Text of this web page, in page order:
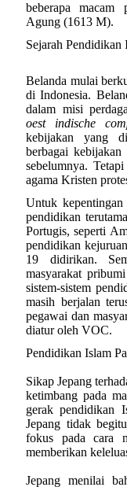
beberapa macam
Agung (1613 M).
Sejarah Pendidikan
Belanda mulai
di Indonesia.
dalam misi
oest indische
kebijakan yang
berbagai
sebelumnya.
agama Kristen
Untuk
pendidikan
Portugis, seperti
pendidikan
19 didirikan.
masyarakat
sistem-sistem
masih berjalan
pegawai dan
diatur oleh VOC.
Pendidikan Islam
Sikap Jepang
ketimbang pada
gerak pendidikan
Jepang tidak
fokus pada cara
memberikan
Jepang menilai